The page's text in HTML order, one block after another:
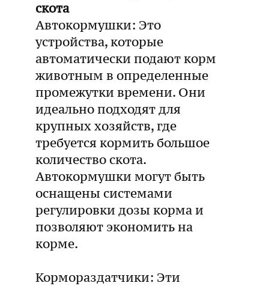
скота
Автокормушки: Это
устройства, которые
автоматически подают корм
животным в определенные
промежутки времени. Они
идеально подходят для
крупных хозяйств, где
требуется кормить большое
количество скота.
Автокормушки могут быть
оснащены системами
регулировки дозы корма и
позволяют экономить на
корме.
Кормораздатчики: Эти